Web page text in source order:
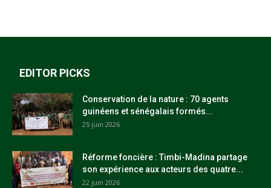
EDITOR PICKS
Conservation de la nature : 70 agents
guinéens et sénégalais formés...
25 juin 2026
Réforme foncière : Timbi-Madina partage
son expérience aux acteurs des quatre...
22 juin 2026